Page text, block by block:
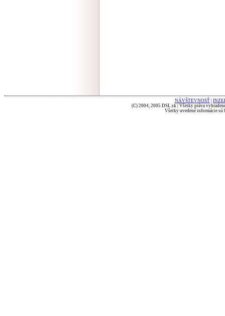
NÁVŠTEVNOSŤ
(C) 2004, 2005 DSL.sk | Všetky práva
Všetky uvedené informácie sú